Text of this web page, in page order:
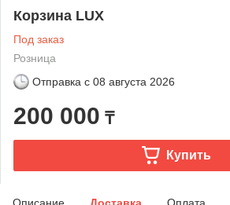
Корзина LUX
Под заказ
Розница
Отправка с 08 августа 2026
200 000 ₸
Купить
Описание Доставка Оплата